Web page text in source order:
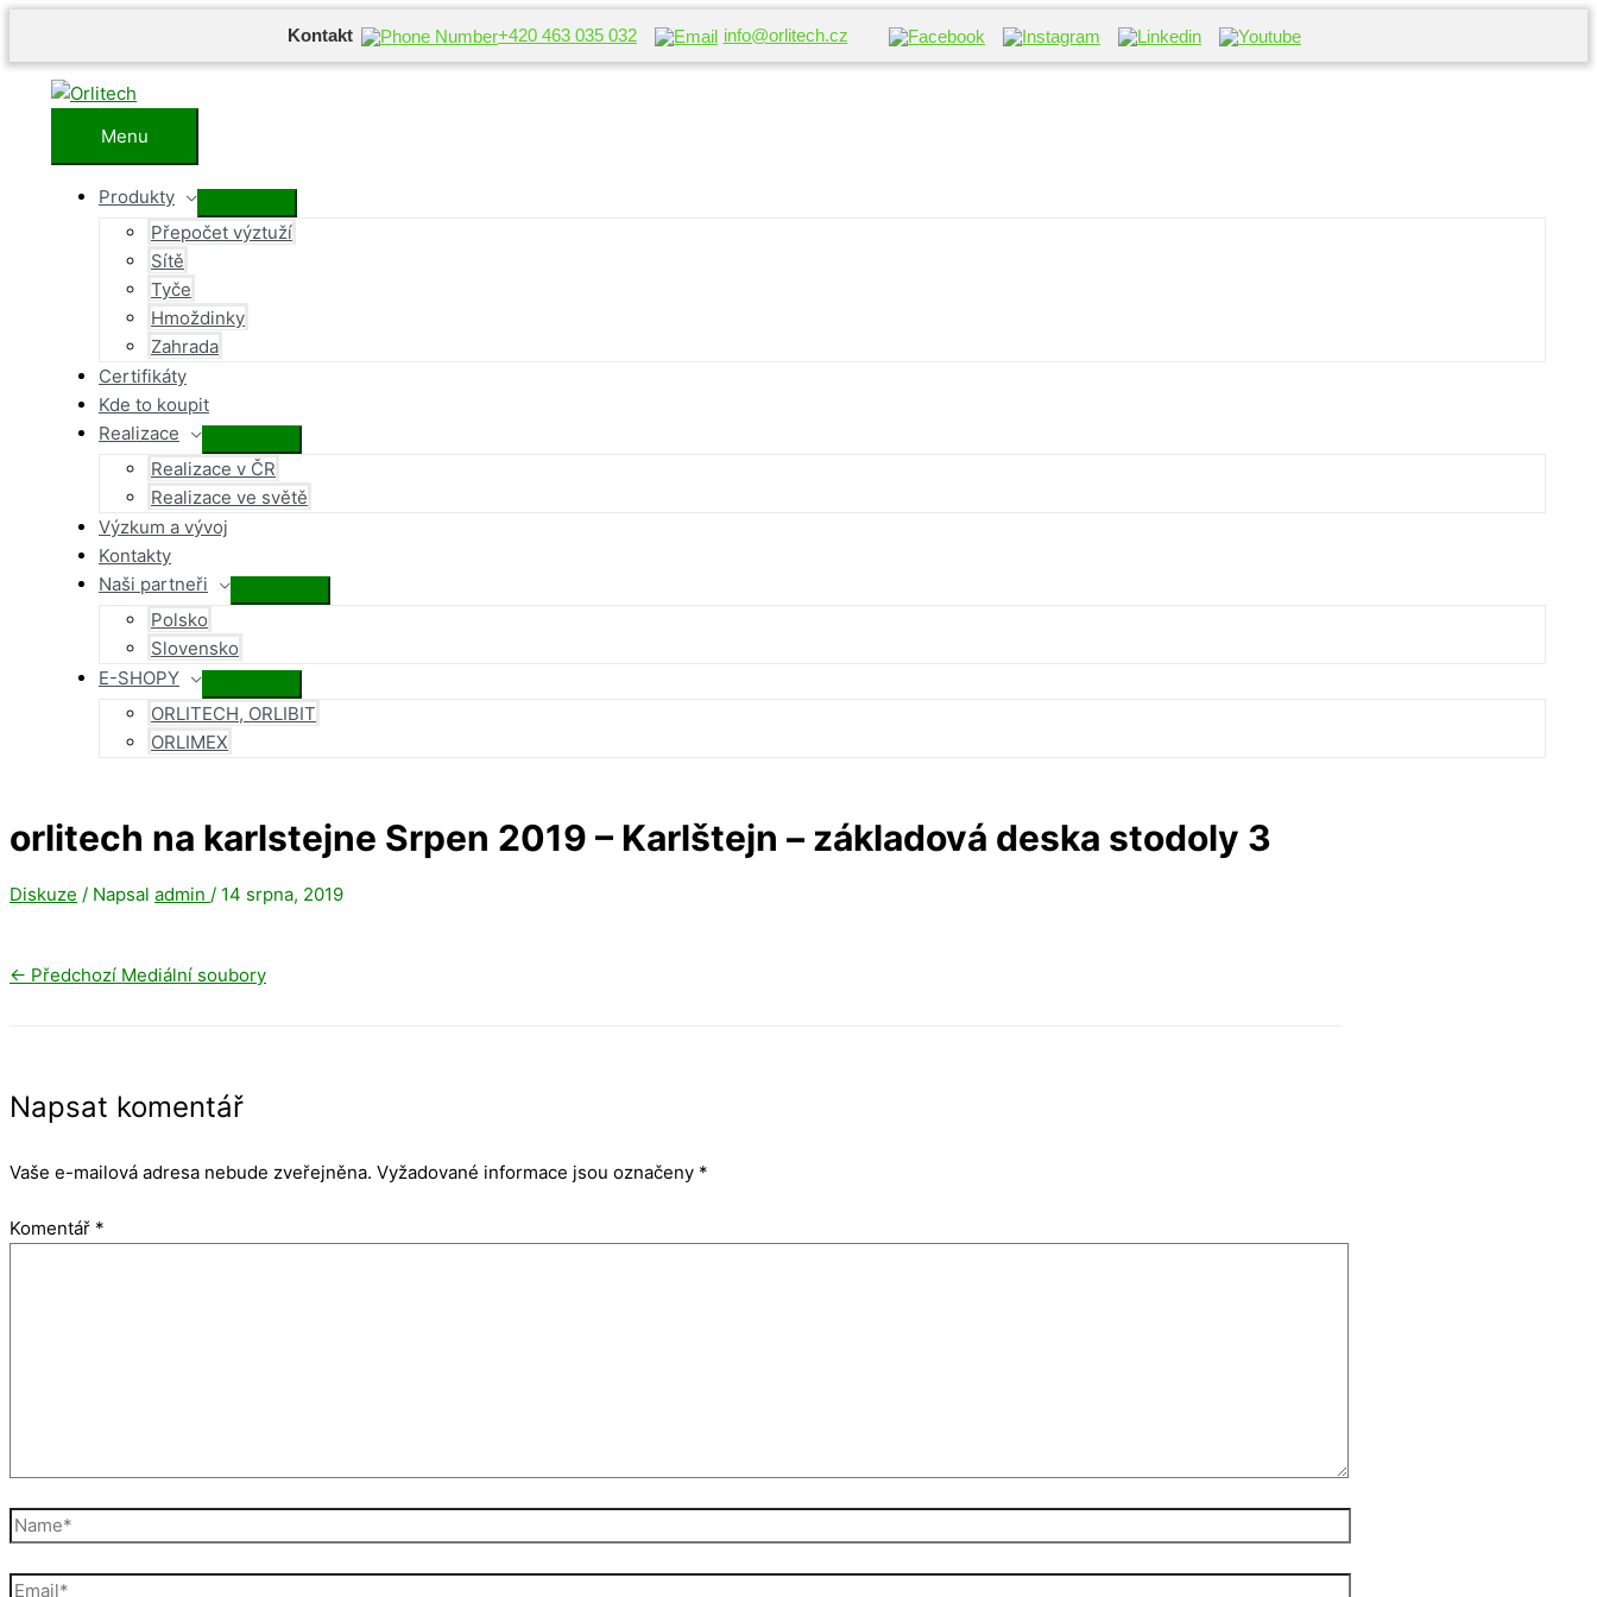
Kontakt +420 463 035 032 info@orlitech.cz
Přeskočit
Menu
Menu
Produkty
Přepínač
menu
Přepočet výztuží
Sítě
Tyče
Hmoždinky
Zahrada
Certifikáty
Kde to koupit
Realizace
Přepínač
menu
Realizace v ČR
Realizace ve světě
Výzkum a vývoj
Kontakty
Naši partneři
Přepínač
Polsko
Slovensko
E-SHOPY
Přepínač
menu
ORLITECH, ORLIBIT
ORLIMEX
orlitech na karlstejne Srpen 2019 – Karlštejn – základová deska stodoly 3
Diskuze / Napsal admin / 14 srpna, 2019
← Předchozí Mediální soubory
Napsat komentář
Vaše e-mailová adresa nebude zveřejněna. Vyžadované informace jsou označeny *
Komentář *
Name*
Email*